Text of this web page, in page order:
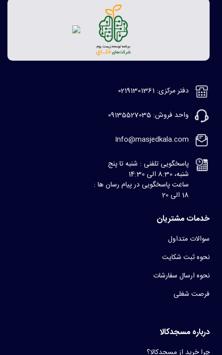
دفتر مرکزی: 02191301361
واحد فروش: 09135527035
Info@masjedkala.com
پاسخگویی تلفنی : شنبه تا پنج
شنبه، 8:30 الی 14:30
ساعت پاسخگویی در پیام رسان ها :
18 الی 20
خدمات مشتریان
سوالات متداول
نحوه ثبت شکایت
نحوه ارسال سفارشات
فرصت شغلی
درباره مسجدکالا
چرا خرید از مسجدکالا؟